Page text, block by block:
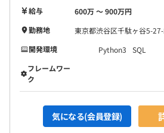
す。
当社のリーダークラスの方と共に
キャッチアップを続けていくことが
給与
600万 〜 900万円
勤務地
東京都渋谷区千駄ヶ谷5-
開発環境
Python3
SQL
フレームワー
ク
気になる(会員登録)